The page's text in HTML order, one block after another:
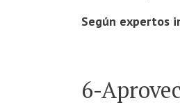
Según expertos
6-